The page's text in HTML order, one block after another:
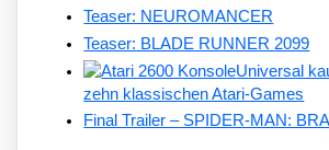
Teaser: NEUROMANCER
Teaser: BLADE RUNNER 2099
Universal
zehn klassischen Atari-Games
Final Trailer – SPIDER-MAN: